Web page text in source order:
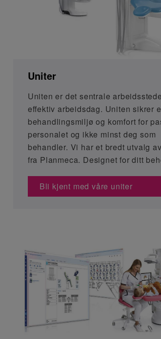
Uniter
Uniten er det sentrale
effektiv arbeidsdag. Uniten sikrer
behandlingsmiljø og komfort for
personalet og ikke minst deg som
behandler. Vi har et bredt utvalg
fra Planmeca. Designet for ditt
Bli kjent med våre uniter